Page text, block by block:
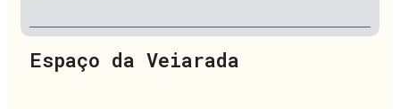
Espaço da Veiarada